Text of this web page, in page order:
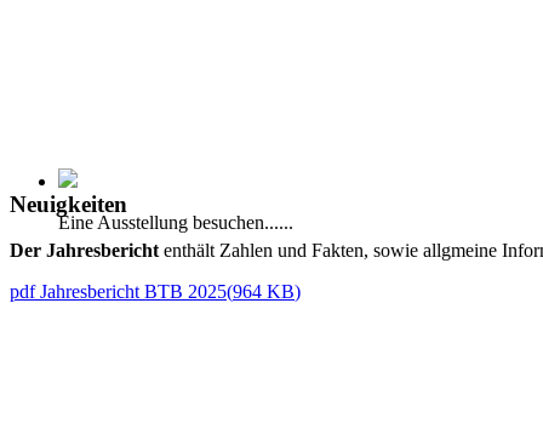
Eine Ausstellung besuchen......
Neuigkeiten
Der Jahresberichtenthält Zahlen und Fakten, sowie allgmeine
pdfJahresbericht BTB 2025(964 KB)